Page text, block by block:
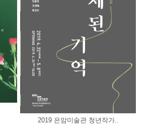
2019 은암미술관 청년작가..